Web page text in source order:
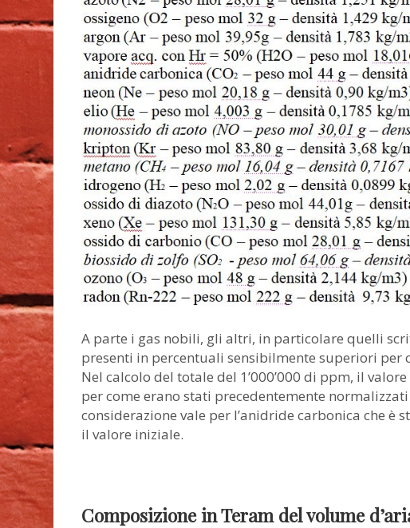
A parte i gas nobili, gli altri, in particolare quelli
presenti in percentuali sensibilmente superiori per
Nel calcolo del totale del 1’000’000 di ppm, il
per come erano stati precedentemente
considerazione vale per l’anidride carbonica che
il valore iniziale.
Composizione in Teram del volume